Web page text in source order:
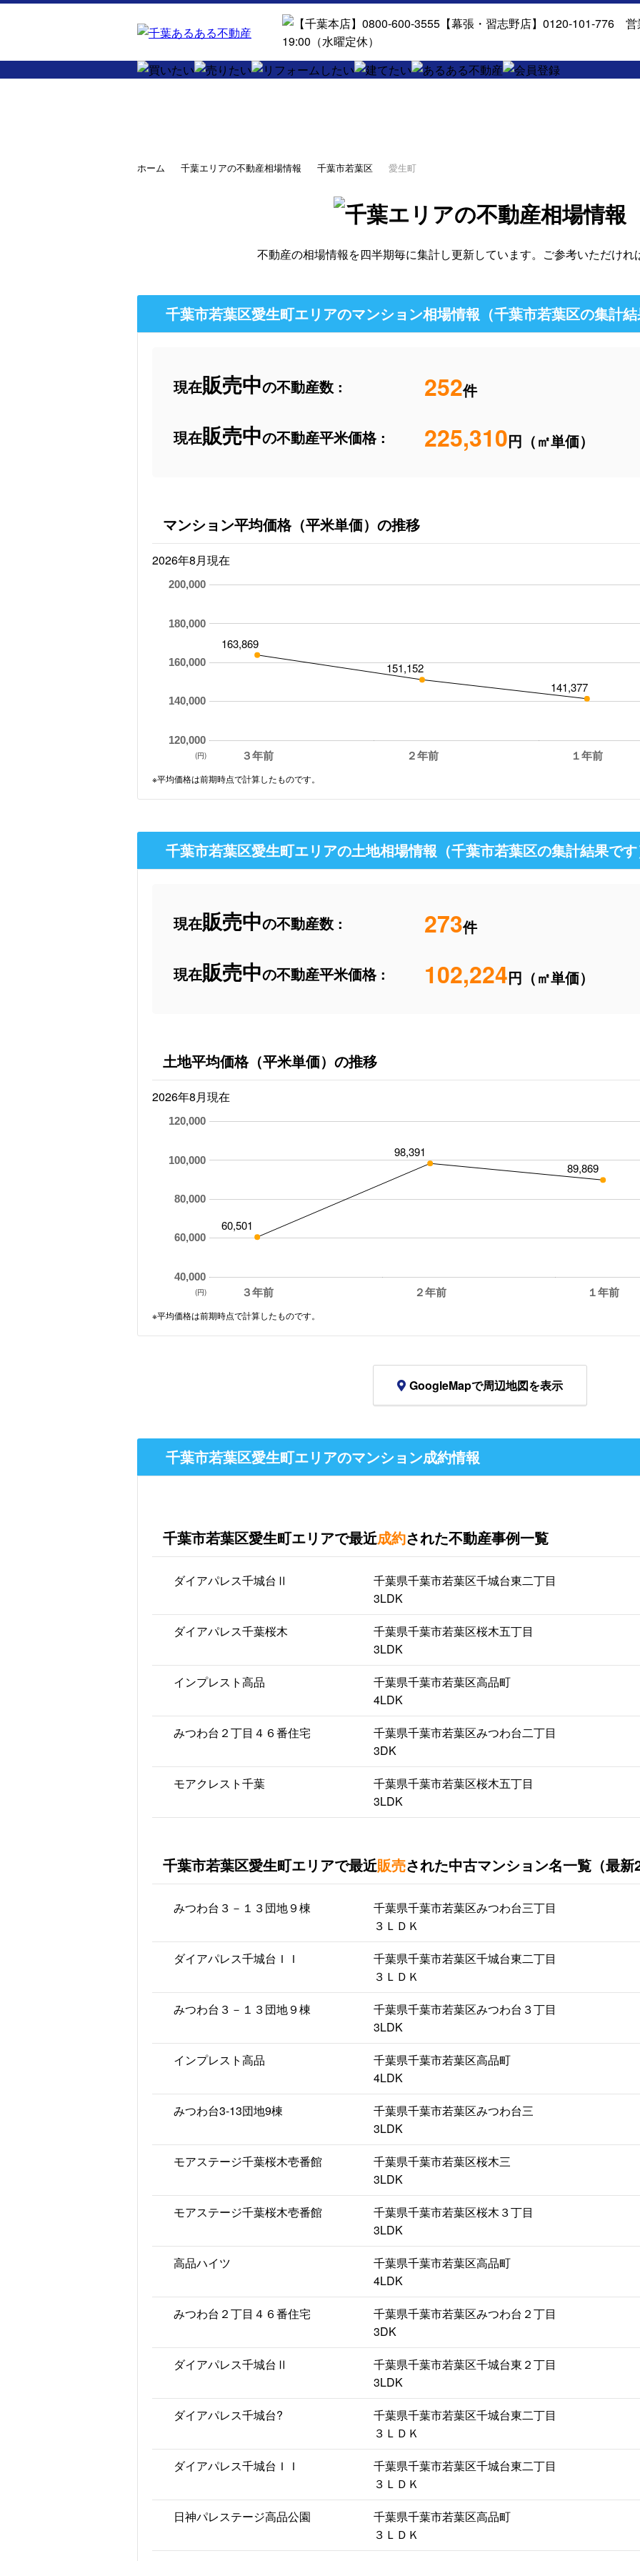
ホーム 千葉エリアの不動産相場情報 千葉市若葉区 愛生町
不動産の相場情報を四半期毎に集計し更新しています。ご参考いただけれ
千葉市若葉区愛生町エリアのマンション相場情報（千葉市若葉区の集計
現在販売中の不動産数 : 252件
現在販売中の不動産平米価格 : 225,310円（㎡単価）
マンション平均価格（平米単価）の推移
2026年8月現在
３年前 ２年前 １年前
120,000
140,000
160,000
180,000
200,000
163,869
151,152
141,377
(円)
※平均価格は前期時点で計算したものです。
千葉市若葉区愛生町エリアの土地相場情報（千葉市若葉区の集計結果で
現在販売中の不動産数 : 273件
現在販売中の不動産平米価格 : 102,224円（㎡単価）
土地平均価格（平米単価）の推移
2026年8月現在
３年前 ２年前 １年前
40,000
60,000
80,000
100,000
120,000
60,501
98,391
89,869
(円)
※平均価格は前期時点で計算したものです。
GoogleMapで周辺地図を表示
千葉市若葉区愛生町エリアのマンション成約情報
千葉市若葉区愛生町エリアで最近成約された不動産事例一覧
ダイアパレス千城台Ⅱ
千葉県千葉市若葉区千城台東二丁目
3LDK
ダイアパレス千葉桜木
千葉県千葉市若葉区桜木五丁目
3LDK
インプレスト高品
千葉県千葉市若葉区高品町
4LDK
みつわ台２丁目４６番住宅
千葉県千葉市若葉区みつわ台二丁目
3DK
モアクレスト千葉
千葉県千葉市若葉区桜木五丁目
3LDK
千葉市若葉区愛生町エリアで最近販売された中古マンション名一覧（最
みつわ台３－１３団地９棟
千葉県千葉市若葉区みつわ台三丁目
３ＬＤＫ
ダイアパレス千城台ＩＩ
千葉県千葉市若葉区千城台東二丁目
３ＬＤＫ
みつわ台３－１３団地９棟
千葉県千葉市若葉区みつわ台３丁目
3LDK
インプレスト高品
千葉県千葉市若葉区高品町
4LDK
みつわ台3-13団地9棟
千葉県千葉市若葉区みつわ台三
3LDK
モアステージ千葉桜木壱番館
千葉県千葉市若葉区桜木三
3LDK
モアステージ千葉桜木壱番館
千葉県千葉市若葉区桜木３丁目
3LDK
高品ハイツ
千葉県千葉市若葉区高品町
4LDK
みつわ台２丁目４６番住宅
千葉県千葉市若葉区みつわ台２丁目
3DK
ダイアパレス千城台Ⅱ
千葉県千葉市若葉区千城台東２丁目
3LDK
ダイアパレス千城台?
千葉県千葉市若葉区千城台東二丁目
３ＬＤＫ
ダイアパレス千城台ＩＩ
千葉県千葉市若葉区千城台東二丁目
３ＬＤＫ
日神パレステージ高品公園
千葉県千葉市若葉区高品町
３ＬＤＫ